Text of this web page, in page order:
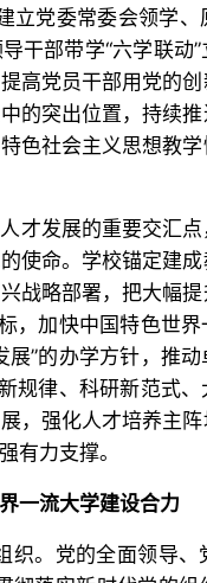
立党委常委会领学
干部带学“六学联动
高党员干部用党的
的突出位置，持续推
色社会主义思想教
才发展的重要交汇
使命。学校锚定建
战略部署，把大幅
，加快中国特色世
”的办学方针，推
规律、科研新范式
，强化人才培养主
有力支撑。
一流大学建设合力
织。党的全面领导